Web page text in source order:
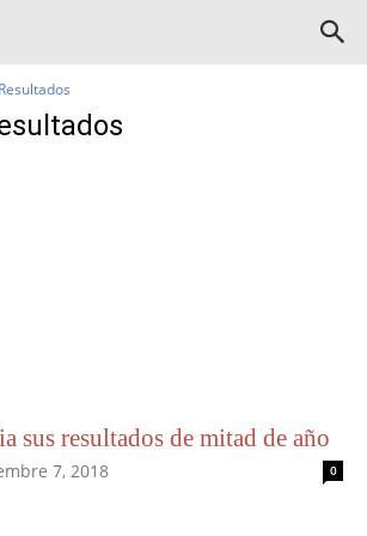
Resultados
sus resultados de mitad de año
7, 2018 0